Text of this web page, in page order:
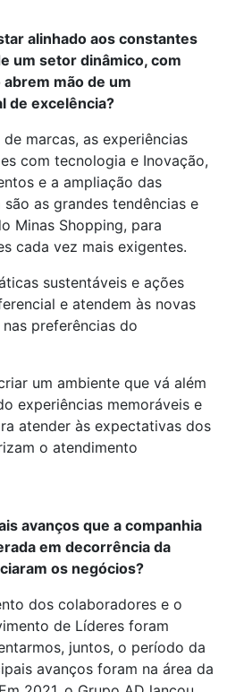
alinhado aos constantes
um setor dinâmico, com
mão de um
de excelência?
marcas, as experiências
com tecnologia e Inovação,
e a ampliação das
as grandes tendências e
Minas Shopping, para
cada vez mais exigentes.
sustentáveis e ações
e atendem às novas
preferências do
um ambiente que vá além
experiências memoráveis e
atender às expectativas dos
o atendimento
avanços que a companhia
em decorrência da
os negócios?
dos colaboradores e o
de Líderes foram
juntos, o período da
avanços foram na área da